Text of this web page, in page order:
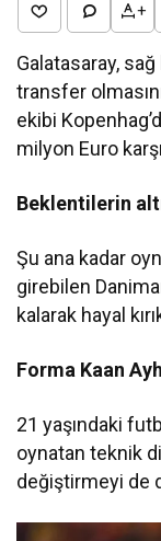
+
Galatasaray, sağ
transfer
ekibi
milyon Euro
Beklentilerin
Şu ana kadar
girebilen
kalarak hayal
Forma Kaan
21 yaşındaki
oynatan teknik
değiştirmeyi de